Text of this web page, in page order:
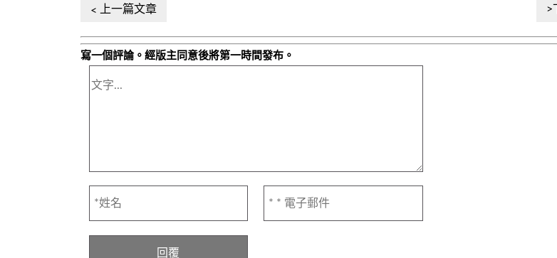
上一篇文章 >
寫一個評論。經版主同意後將第一時間發布。